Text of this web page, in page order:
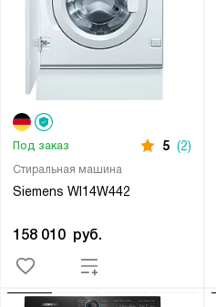
Стиральная машина
Siemens WI14W442
Под заказ 5 (2)
158 010 руб.